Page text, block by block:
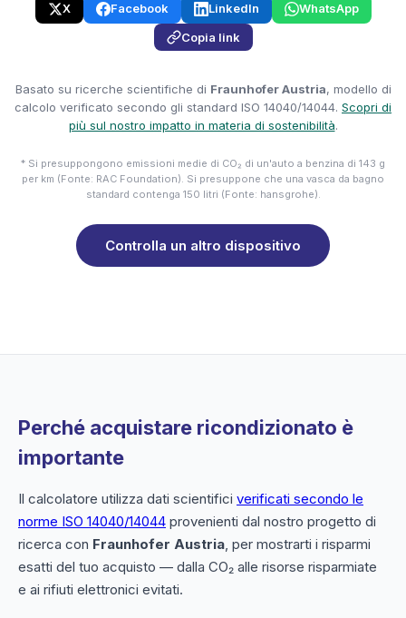
X Facebook LinkedIn
WhatsApp
Copia link
Basato su ricerche scientifiche di Fraunhofer Austria, modello di
calcolo verificato secondo gli standard ISO 14040/14044. Scopri di
più sul nostro impatto in materia di sostenibilità.
* Si presuppongono emissioni medie di CO₂ di un'auto a benzina di 143 g
per km (Fonte: RAC Foundation). Si presuppone che una vasca da bagno
standard contenga 150 litri (Fonte: hansgrohe).
Controlla un altro dispositivo
Perché acquistare ricondizionato è
importante
Il calcolatore utilizza dati scientifici verificati secondo le
norme ISO 14040/14044 provenienti dal nostro progetto di
ricerca con Fraunhofer Austria, per mostrarti i risparmi
esatti del tuo acquisto — dalla CO₂ alle risorse risparmiate
e ai rifiuti elettronici evitati.